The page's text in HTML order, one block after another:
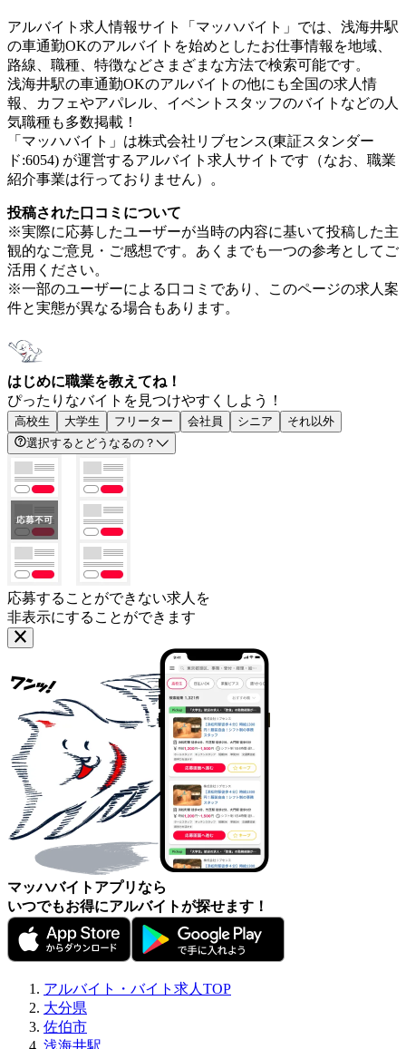
アルバイト求人情報サイト「マッハバイト」では、浅海井駅
の車通勤OKのアルバイトを始めとしたお仕事情報を地域、
路線、職種、特徴などさまざまな方法で検索可能です。
浅海井駅の車通勤OKのアルバイトの他にも全国の求人情
報、カフェやアパレル、イベントスタッフのバイトなどの人
気職種も多数掲載！
「マッハバイト」は株式会社リブセンス(東証スタンダー
ド:6054) が運営するアルバイト求人サイトです（なお、職業
紹介事業は行っておりません）。
投稿された口コミについて
※実際に応募したユーザーが当時の内容に基いて投稿した主
観的なご意見・ご感想です。あくまでも一つの参考としてご
活用ください。
※一部のユーザーによる口コミであり、このページの求人案
件と実態が異なる場合もあります。
はじめに職業を教えてね！
ぴったりなバイトを見つけやすくしよう！
高校生 大学生 フリーター 会社員 シニア
それ以外
選択するとどうなるの？
応募することができない求人を
非表示にすることができます
マッハバイトアプリなら
いつでもお得にアルバイトが探せます！
アルバイト・バイト求人TOP
大分県
佐伯市
浅海井駅